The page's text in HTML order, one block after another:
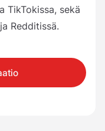
TikTokissa, sekä
Redditissä.